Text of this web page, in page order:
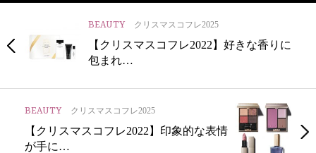
BEAUTY クリスマスコフレ2025
【クリスマスコフレ2022】好きな香りに
包まれ…
BEAUTY クリスマスコフレ2025
【クリスマスコフレ2022】印象的な表情
が手に…